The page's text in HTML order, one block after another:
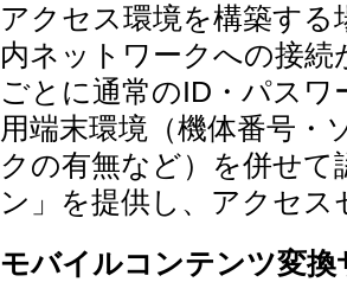
アクセス環境を構築す
内ネットワークへの接
ごとに通常のID・パス
用端末環境（機体番号
クの有無など）を併せ
ン」を提供し、アクセ
モバイルコンテンツ変換